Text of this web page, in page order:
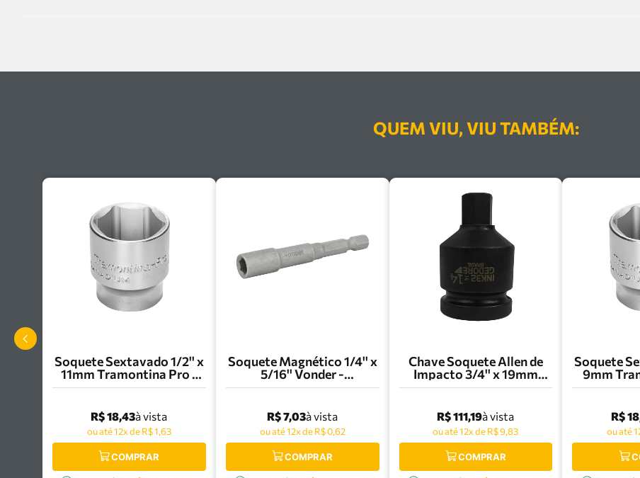
QUEM VIU, VIU TAMBÉM:
Soquete Sextavado 1/2'' x
11mm Tramontina Pro -
44831/111
R$ 18,43à vista
ou até 12x de R$ 1,63
COMPRAR
Soquete Magnético 1/4'' x
5/16'' Vonder -
30.39.000.516
R$ 7,03à vista
ou até 12x de R$ 0,62
COMPRAR
Chave Soquete Allen de
Impacto 3/4'' x 19mm
Gedore - 080.279
R$ 111,19à vista
ou até 12x de R$ 9,83
COMPRAR
Soquete
9mm
R$
ou até